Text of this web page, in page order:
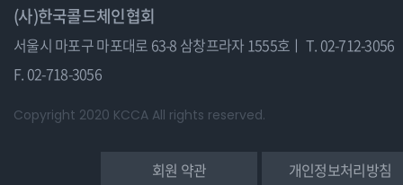
(사)한국콜드체인협회
서울시 마포구 마포대로 63-8 삼창프라자 1555호ㅣ T. 02-712-3056
F. 02-718-3056
Copyright 2020 KCCA All rights reserved.
회원 약관 개인정보처리방침